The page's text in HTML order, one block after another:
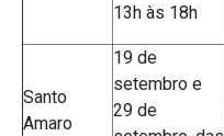
13h às 18h
Santo
Amaro
19 de
setembro e
29 de